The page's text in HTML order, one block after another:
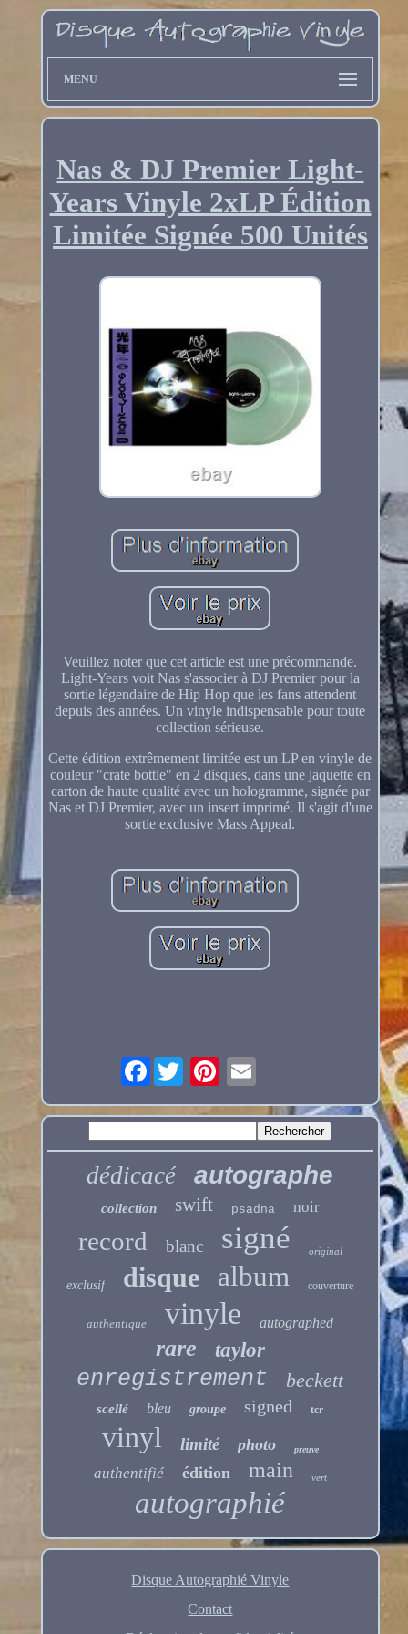
MENU
Nas & DJ Premier Light-
Years Vinyle 2xLP Édition
Limitée Signée 500 Unités
Veuillez noter que cet article est une précommande.
Light-Years voit Nas s'associer à DJ Premier pour la
sortie légendaire de Hip Hop que les fans attendent
depuis des années. Un vinyle indispensable pour toute
collection sérieuse.
Cette édition extrêmement limitée est un LP en vinyle de
couleur "crate bottle" en 2 disques, dans une jaquette en
carton de haute qualité avec un hologramme, signée par
Nas et DJ Premier, avec un insert imprimé. Il s'agit d'une
sortie exclusive Mass Appeal.
Facebook
dédicacé autographe
collection swift psadna noir
record blanc signé original
exclusif disque album couverture
authentique vinyle autographed
rare taylor
enregistrement beckett
scellé bleu groupe signed tcr
vinyl limité photo preuve
authentifié édition main vert
autographié
Disque Autographié Vinyle
Contact